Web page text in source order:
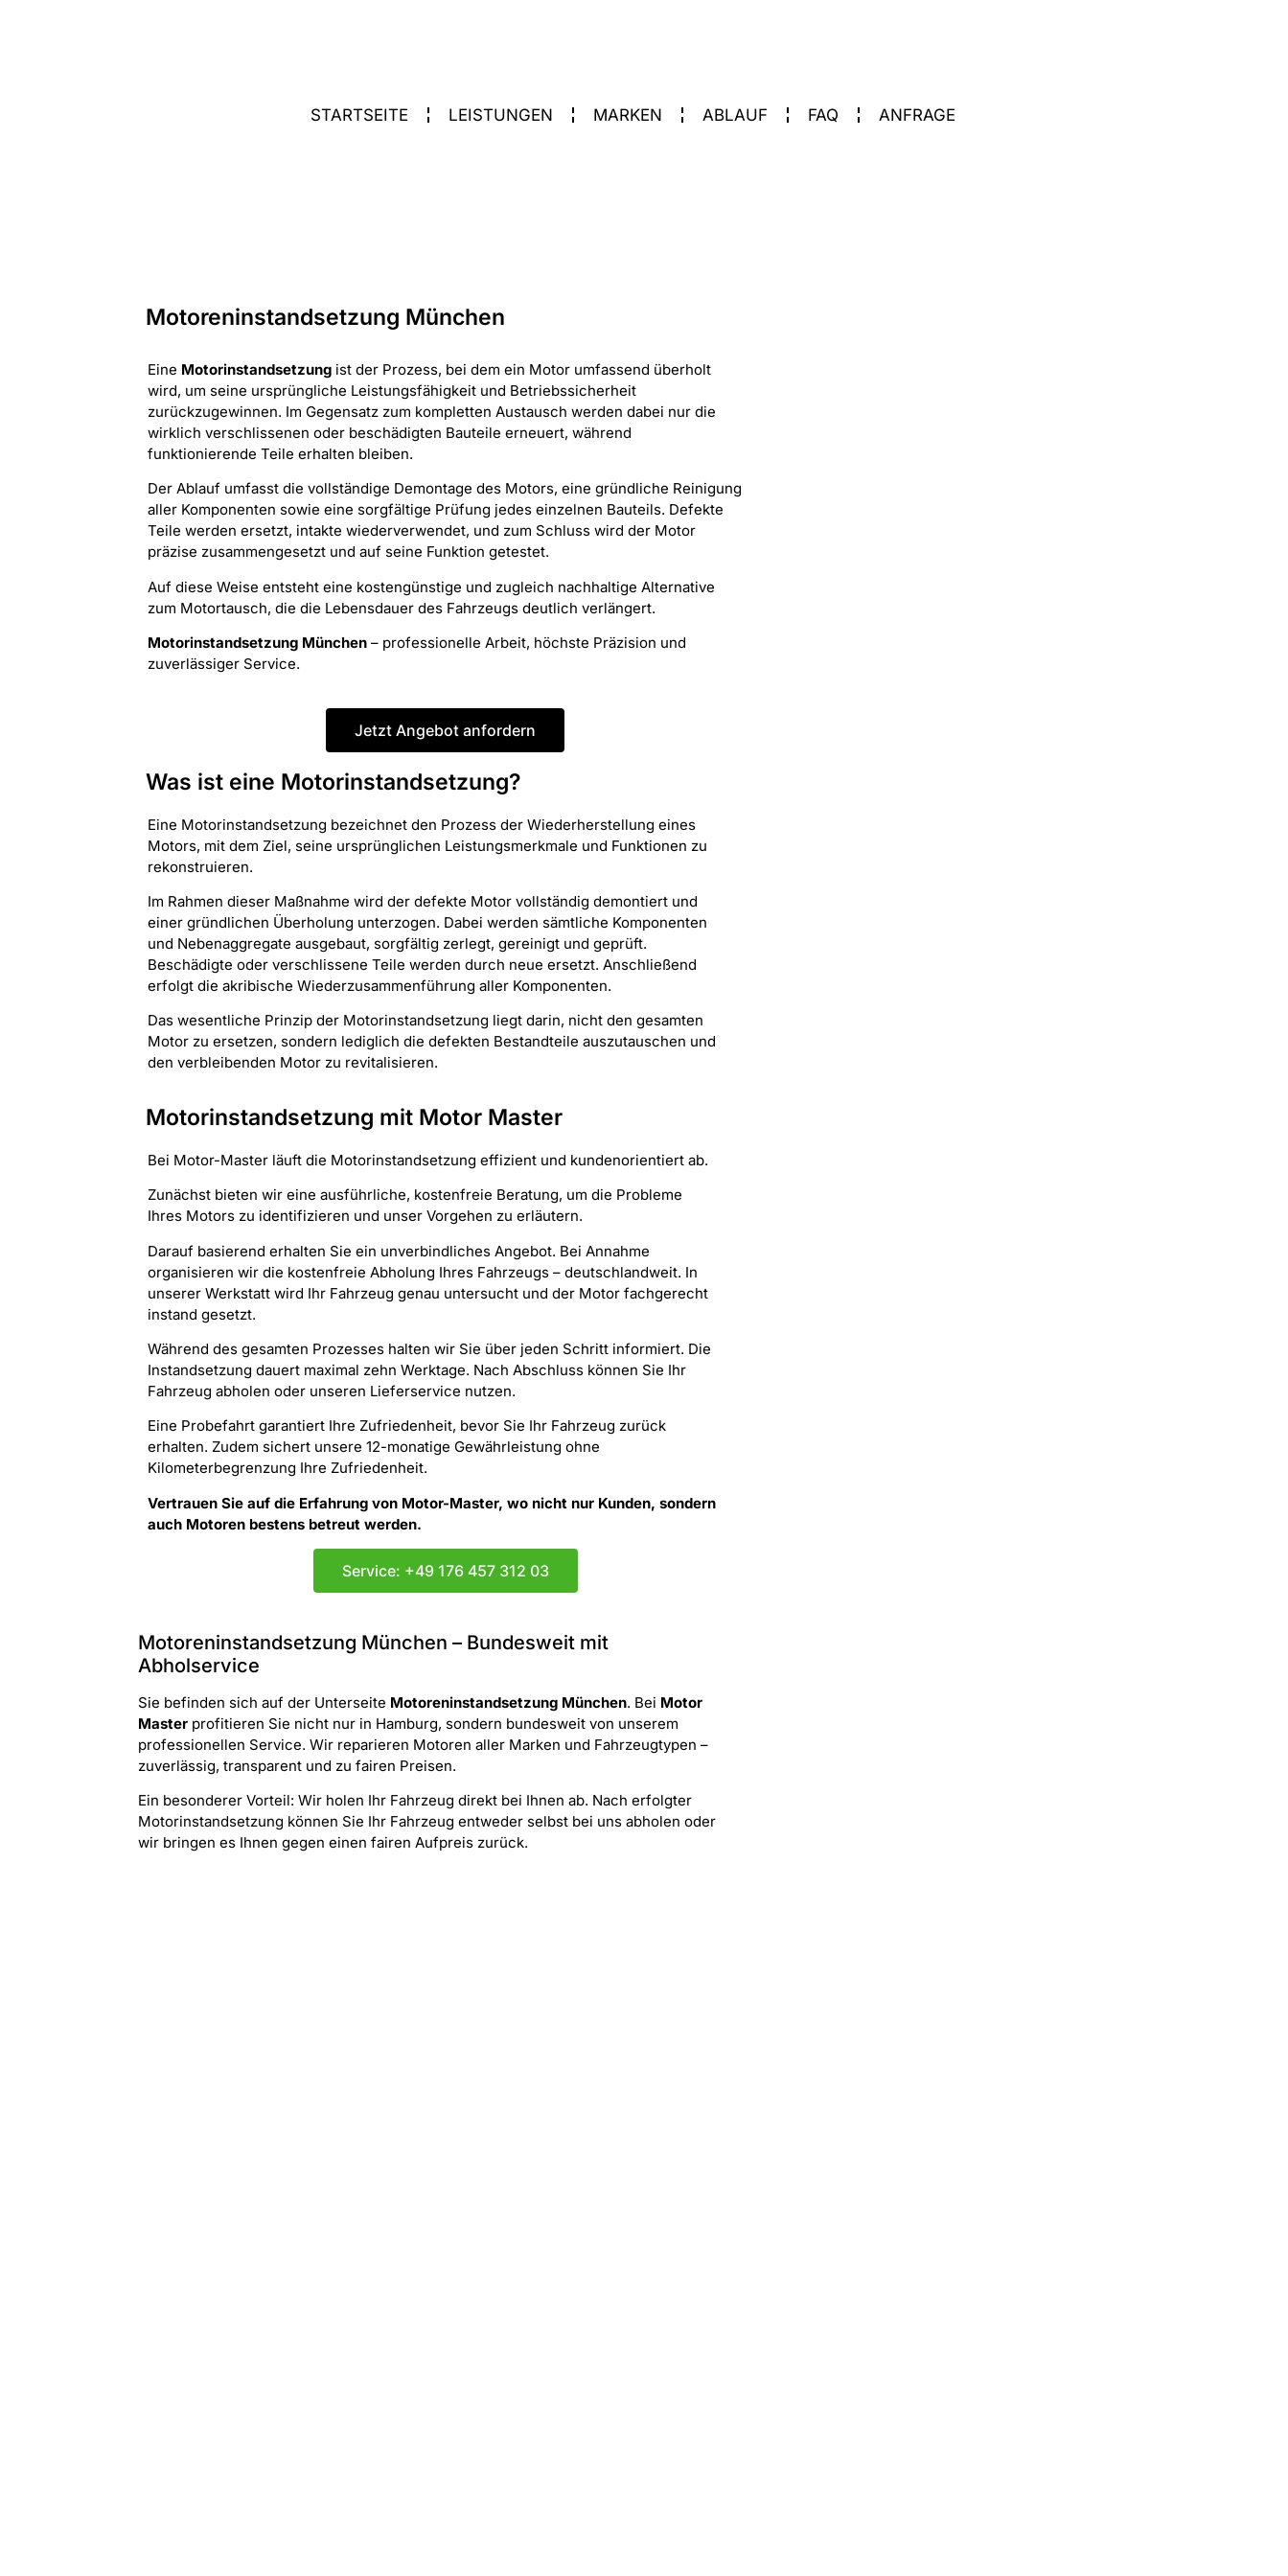
STARTSEITE LEISTUNGEN MARKEN ABLAUF FAQ ANFRAGE
Motoreninstandsetzung München
Eine Motorinstandsetzung ist der Prozess, bei dem ein Motor umfassend überholt
wird, um seine ursprüngliche Leistungsfähigkeit und Betriebssicherheit
zurückzugewinnen. Im Gegensatz zum kompletten Austausch werden dabei nur die
wirklich verschlissenen oder beschädigten Bauteile erneuert, während
funktionierende Teile erhalten bleiben.
Der Ablauf umfasst die vollständige Demontage des Motors, eine gründliche Reinigung
aller Komponenten sowie eine sorgfältige Prüfung jedes einzelnen Bauteils. Defekte
Teile werden ersetzt, intakte wiederverwendet, und zum Schluss wird der Motor
präzise zusammengesetzt und auf seine Funktion getestet.
Auf diese Weise entsteht eine kostengünstige und zugleich nachhaltige Alternative
zum Motortausch, die die Lebensdauer des Fahrzeugs deutlich verlängert.
Motorinstandsetzung München – professionelle Arbeit, höchste Präzision und
zuverlässiger Service.
Jetzt Angebot anfordern
Was ist eine Motorinstandsetzung?
Eine Motorinstandsetzung bezeichnet den Prozess der Wiederherstellung eines
Motors, mit dem Ziel, seine ursprünglichen Leistungsmerkmale und Funktionen zu
rekonstruieren.
Im Rahmen dieser Maßnahme wird der defekte Motor vollständig demontiert und
einer gründlichen Überholung unterzogen. Dabei werden sämtliche Komponenten
und Nebenaggregate ausgebaut, sorgfältig zerlegt, gereinigt und geprüft.
Beschädigte oder verschlissene Teile werden durch neue ersetzt. Anschließend
erfolgt die akribische Wiederzusammenführung aller Komponenten.
Das wesentliche Prinzip der Motorinstandsetzung liegt darin, nicht den gesamten
Motor zu ersetzen, sondern lediglich die defekten Bestandteile auszutauschen und
den verbleibenden Motor zu revitalisieren.
Motorinstandsetzung mit Motor Master
Bei Motor-Master läuft die Motorinstandsetzung effizient und kundenorientiert ab.
Zunächst bieten wir eine ausführliche, kostenfreie Beratung, um die Probleme
Ihres Motors zu identifizieren und unser Vorgehen zu erläutern.
Darauf basierend erhalten Sie ein unverbindliches Angebot. Bei Annahme
organisieren wir die kostenfreie Abholung Ihres Fahrzeugs – deutschlandweit. In
unserer Werkstatt wird Ihr Fahrzeug genau untersucht und der Motor fachgerecht
instand gesetzt.
Während des gesamten Prozesses halten wir Sie über jeden Schritt informiert. Die
Instandsetzung dauert maximal zehn Werktage. Nach Abschluss können Sie Ihr
Fahrzeug abholen oder unseren Lieferservice nutzen.
Eine Probefahrt garantiert Ihre Zufriedenheit, bevor Sie Ihr Fahrzeug zurück
erhalten. Zudem sichert unsere 12-monatige Gewährleistung ohne
Kilometerbegrenzung Ihre Zufriedenheit.
Vertrauen Sie auf die Erfahrung von Motor-Master, wo nicht nur Kunden, sondern
auch Motoren bestens betreut werden.
Service: +49 176 457 312 03
Motoreninstandsetzung München – Bundesweit mit
Abholservice
Sie befinden sich auf der Unterseite Motoreninstandsetzung München. Bei Motor
Master profitieren Sie nicht nur in Hamburg, sondern bundesweit von unserem
professionellen Service. Wir reparieren Motoren aller Marken und Fahrzeugtypen –
zuverlässig, transparent und zu fairen Preisen.
Ein besonderer Vorteil: Wir holen Ihr Fahrzeug direkt bei Ihnen ab. Nach erfolgter
Motorinstandsetzung können Sie Ihr Fahrzeug entweder selbst bei uns abholen oder
wir bringen es Ihnen gegen einen fairen Aufpreis zurück.